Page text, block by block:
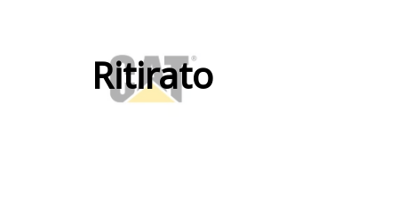
Ritirato